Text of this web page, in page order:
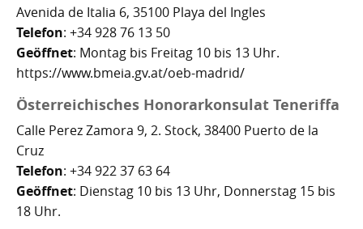
Icod de los Vinos
La Guancha
La Victoria de Acentejo
Los Realejos
Los Silos
Achuguayo - Mond, Zeit und heilige Schluchten
Konstanz und Teneriffa
Piratenangriffe auf Teneriffa im 16. Jahrhundert
Amaro Pargo
Garachico 1706
Die Schlacht von Santa Cruz 1797
Teneriffas Naturwunder
Zwischen Urlaubsparadies und Quantenwunder
Die Guanchen
Legenden, Geheimnisse und die stille Logik Teneriffas
La Palma und die Tsunami-Erzählung
Avenida de Italia 6, 35100 Playa del Ingles
Telefon: +34 928 76 13 50
Geöffnet: Montag bis Freitag 10 bis 13 Uhr.
https://www.bmeia.gv.at/oeb-madrid/
Österreichisches Honorarkonsulat Teneriffa
Calle Perez Zamora 9, 2. Stock, 38400 Puerto de la
Cruz
Telefon: +34 922 37 63 64
Geöffnet: Dienstag 10 bis 13 Uhr, Donnerstag 15 bis
18 Uhr.